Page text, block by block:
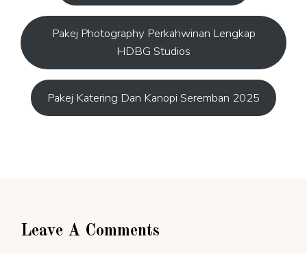
Pakej Photography Perkahwinan Lengkap
HDBG Studios
Pakej Katering Dan Kanopi Seremban 2025
Leave A Comments